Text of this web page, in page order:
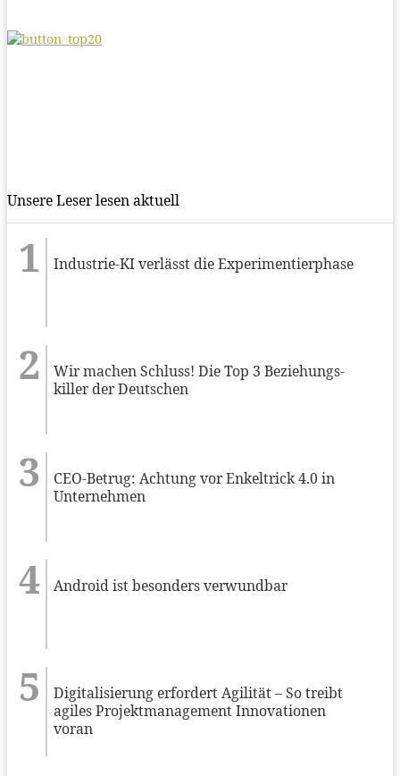
Unsere Leser lesen aktuell
Industrie-KI verlässt die Experimentierphase
Wir machen Schluss! Die Top 3 Beziehungs-
killer der Deutschen
CEO-Betrug: Achtung vor Enkeltrick 4.0 in
Unternehmen
Android ist besonders verwundbar
Digitalisierung erfordert Agilität – So treibt
agiles Projektmanagement Innovationen
voran